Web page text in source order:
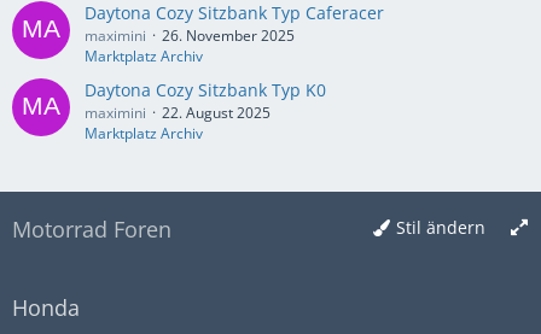
Daytona Cozy Sitzbank Typ Caferacer
maximini
26. November 2025
Marktplatz Archiv
Daytona Cozy Sitzbank Typ K0
maximini
22. August 2025
Marktplatz Archiv
Stil ändern
Motorrad Foren
Honda